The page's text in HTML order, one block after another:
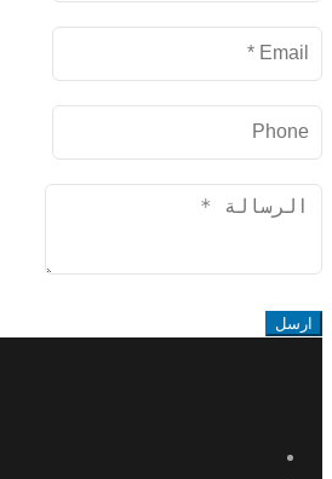
البريد
Message
ارسل